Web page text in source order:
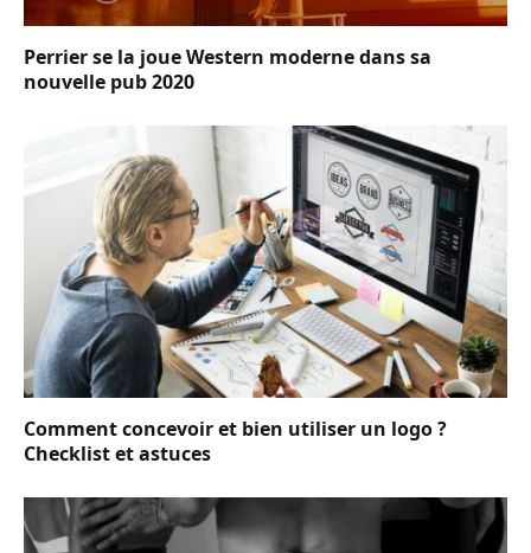
Perrier se la joue Western moderne dans sa
nouvelle pub 2020
Comment concevoir et bien utiliser un logo ?
Checklist et astuces